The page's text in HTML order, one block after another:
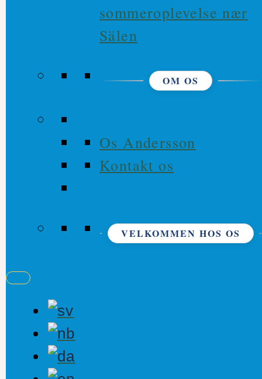
sommeroplevelse nær
Sälen
OM OS
Os Andersson
Kontakt os
VELKOMMEN HOS OS